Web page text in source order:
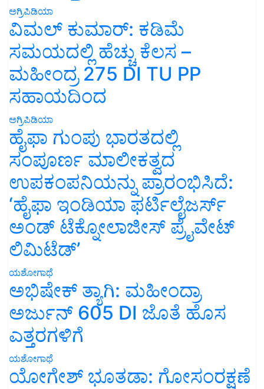
ಅಗ್ರಿಪಿಡಿಯಾ
ವಿಮಲ್ ಕುಮಾರ್: ಕಡಿಮೆ
ಸಮಯದಲ್ಲಿ ಹೆಚ್ಚು ಕೆಲಸ –
ಮಹೀಂದ್ರ 275 DI TU PP
ಸಹಾಯದಿಂದ
ಅಗ್ರಿಪಿಡಿಯಾ
ಹೈಫಾ ಗುಂಪು ಭಾರತದಲ್ಲಿ
ಸಂಪೂರ್ಣ ಮಾಲೀಕತ್ವದ
ಉಪಕಂಪನಿಯನ್ನು ಪ್ರಾರಂಭಿಸಿದೆ:
‘ಹೈಫಾ ಇಂಡಿಯಾ ಫರ್ಟಿಲೈಜರ್ಸ್
ಅಂಡ್ ಟೆಕ್ನೋಲಾಜೀಸ್ ಪ್ರೈವೇಟ್
ಲಿಮಿಟೆಡ್’
ಯಶೋಗಾಥೆ
ಅಭಿಷೇಕ್ ತ್ಯಾಗಿ: ಮಹೀಂದ್ರಾ
ಅರ್ಜುನ್ 605 DI ಜೊತೆ ಹೊಸ
ಎತ್ತರಗಳಿಗೆ
ಯಶೋಗಾಥೆ
ಯೋಗೇಶ್ ಭೂತಡಾ: ಗೋಸಂರಕ್ಷಣೆ